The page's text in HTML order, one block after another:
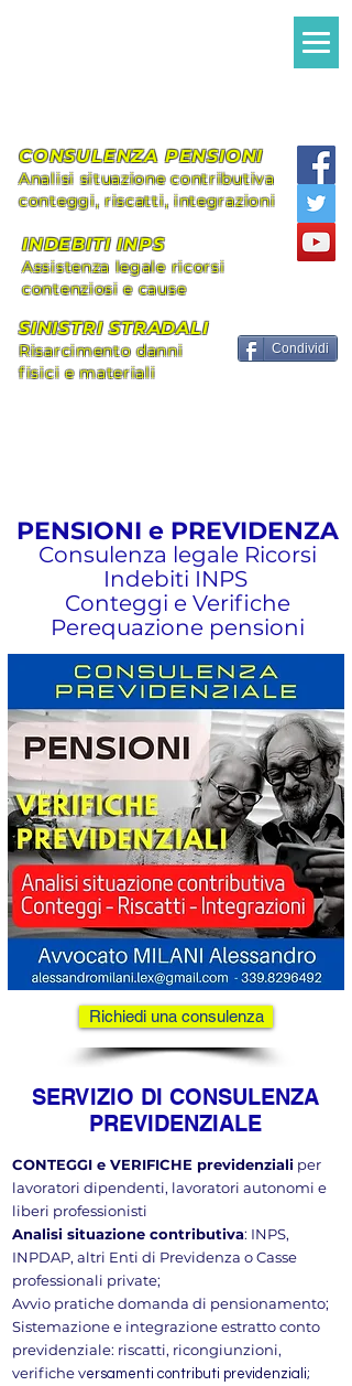
Condividi
CONSULENZA PENSIONI
Analisi situazione contributiva
conteggi, riscatti, integrazioni
INDEBITI INPS
Assistenza legale ricorsi
contenziosi e cause
SINISTRI STRADALI
Risarcimento danni
fisici e materiali
PENSIONI e PREVIDENZA
Consulenza legale Ricorsi
Indebiti INPS
Conteggi e Verifiche
Perequazione pensioni
Richiedi una consulenza
SERVIZIO DI CONSULENZA
PREVIDENZIALE
CONTEGGI e VERIFICHE previdenziali per
lavoratori dipendenti, lavoratori autonomi e
liberi professionisti
Analisi situazione contributiva: INPS,
INPDAP, altri Enti di Previdenza o Casse
professionali private;
Avvio pratiche domanda di pensionamento;
Sistemazione e integrazione estratto conto
previdenziale: riscatti, ricongiunzioni,
verifiche versamenti contributi previdenziali;